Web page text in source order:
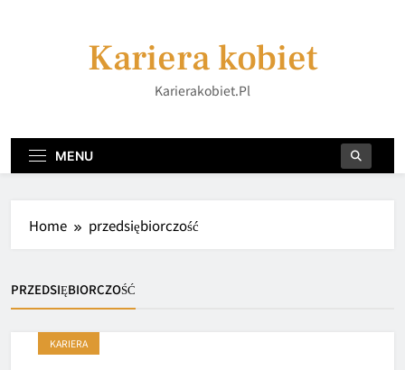
Kariera kobiet
Karierakobiet.pl
MENU
Home przedsiębiorczość
PRZEDSIĘBIORCZOŚĆ
KARIERA